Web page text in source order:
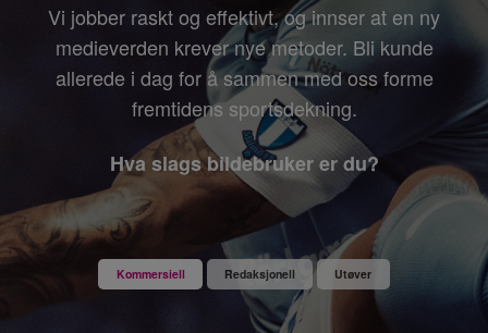
Vi jobber raskt og effektivt, og innser at en ny
medieverden krever nye metoder. Bli kunde
allerede i dag for å sammen med oss forme
fremtidens sportsdekning.
Hva slags bildebruker er du?
Kommersiell Redaksjonell Utøver